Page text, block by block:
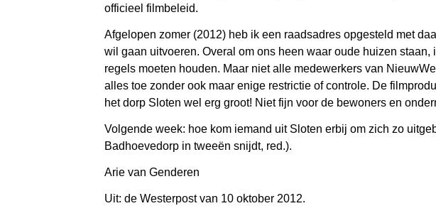
officieel filmbeleid.
Afgelopen zomer (2012) heb ik een raadsadres opgesteld met
wil gaan uitvoeren. Overal om ons heen waar oude huizen
regels moeten houden. Maar niet alle medewerkers van
alles toe zonder ook maar enige restrictie of controle. De
het dorp Sloten wel erg groot! Niet fijn voor de bewoners en
Volgende week: hoe kom iemand uit Sloten erbij om zich zo
Badhoevedorp in tweeën snijdt, red.).
Arie van Genderen
Uit: de Westerpost van 10 oktober 2012.